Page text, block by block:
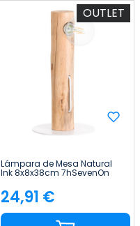
OUTLET
Lámpara de Mesa Natural
Ink 8x8x38cm 7hSevenOn
Precio
24,91 €